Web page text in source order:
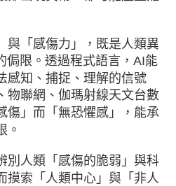
與「感傷力」，既是人類異
侷限。透過程式語言，AI能
感知、捕捉、理解的信號
物聯網、伽瑪射線天文台數
傷」而「無恐懼感」，能承
。
別人類「感傷的脆弱」與科
摸索「人類中心」與「非人